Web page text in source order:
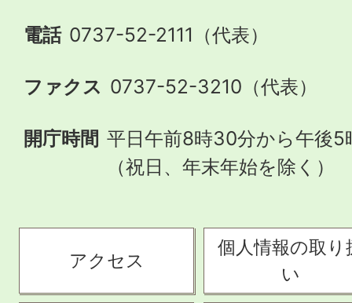
電話 0737-52-2111（代表）
ファクス 0737-52-3210（代表）
開庁時間 平日午前8時30分から午後5
（祝日、年末年始を除く）
アクセス
個人情報の取り
い